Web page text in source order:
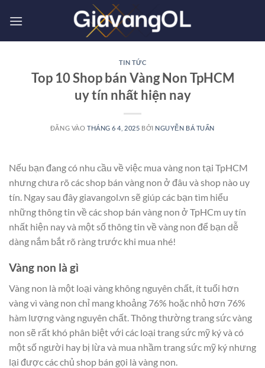
qua
TIN TỨC
Top 10 Shop bán Vàng Non TpHCM
uy tín nhất hiện nay
ĐĂNG VÀO THÁNG 6 4, 2025 BỞI NGUYỄN BÁ TUẤN
Nếu bạn đang có nhu cầu về việc mua vàng non tại TpHCM
nhưng chưa rõ các shop bán vàng non ở đâu và shop nào uy
tín. Ngay sau đây giavangol.vn sẽ giúp các bạn tìm hiểu
những thông tin về các shop bán vàng non ở TpHCm uy tín
nhất hiện nay và một số thông tin về vàng non để bạn dễ
dàng nắm bắt rõ ràng trước khi mua nhé!
Vàng non là gì
Vàng non là một loại vàng không nguyên chất, ít tuổi hơn
vàng vì vàng non chỉ mang khoảng 76% hoặc nhỏ hơn 76%
hàm lượng vàng nguyên chất. Thông thường trang sức vàng
non sẽ rất khó phân biệt với các loại trang sức mỹ ký và có
một số người hay bị lừa và mua nhầm trang sức mỹ ký nhưng
lại được các chủ shop bán gọi là vàng non.